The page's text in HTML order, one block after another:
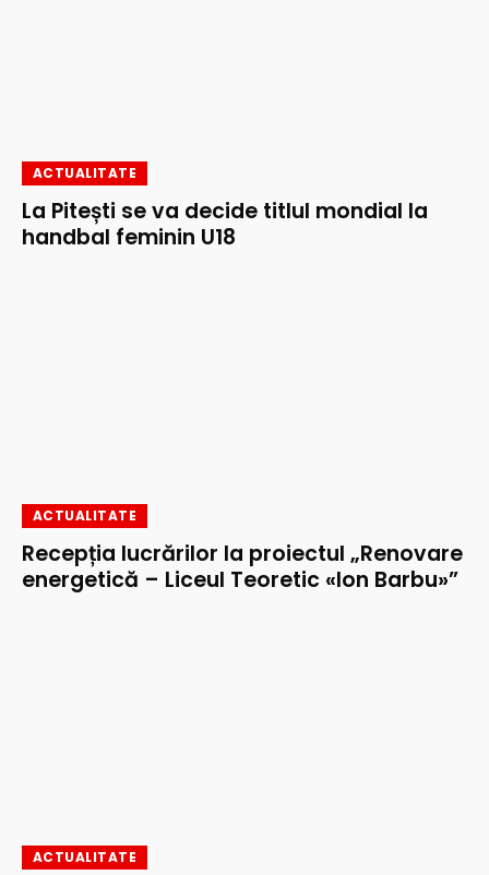
ACTUALITATE
La Pitești se va decide titlul mondial la
handbal feminin U18
ACTUALITATE
Recepția lucrărilor la proiectul „Renovare
energetică – Liceul Teoretic «Ion Barbu»”
ACTUALITATE